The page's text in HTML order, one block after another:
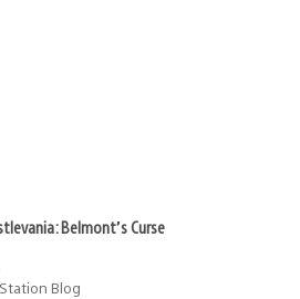
Belmont’s Curse
Blog